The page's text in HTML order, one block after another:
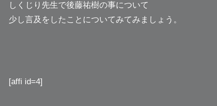
しくじり先生で後藤祐樹の事について
少し言及をしたことについてみてみましょう。
[affi id=4]